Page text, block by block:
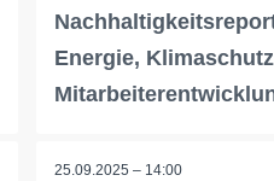
Energie,
25.09.2025 – 14:00